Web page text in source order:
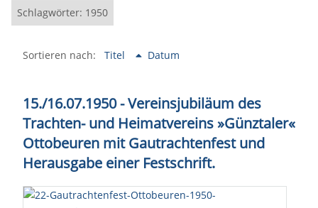
Schlagwörter: 1950
Sortieren nach: Titel Datum
15./16.07.1950 - Vereinsjubiläum des
Trachten- und Heimatvereins »Günztaler«
Ottobeuren mit Gautrachtenfest und
Herausgabe einer Festschrift.